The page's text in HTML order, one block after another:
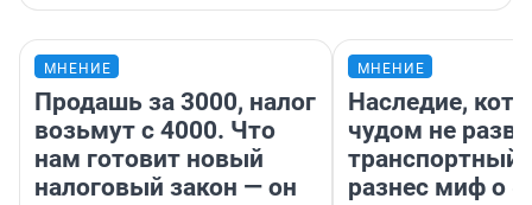
МНЕНИЕ
Продашь за 3000, налог
возьмут с 4000. Что
нам готовит новый
налоговый закон — он
МНЕНИЕ
Наследие,
чудом не
транспортный
разнес миф о